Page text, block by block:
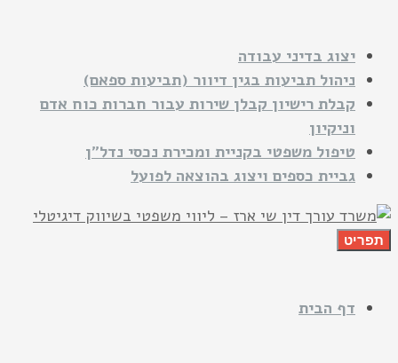
יצוג בדיני עבודה
ניהול תביעות בגין דיוור (תביעות ספאם)
קבלת רישיון קבלן שירות עבור חברות כוח אדם
וניקיון
טיפול משפטי בקניית ומכירת נכסי נדל"ן
גביית כספים ויצוג בהוצאה לפועל
תפריט
דף הבית